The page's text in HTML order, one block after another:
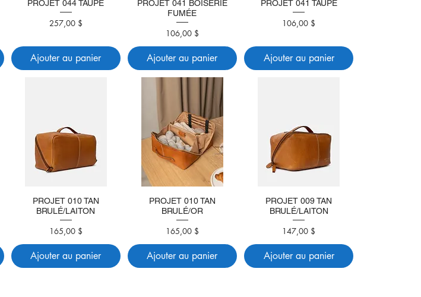
PROJET 044 TAUPE
Prix
257,00 $
Ajouter au panier
PROJET 041 BOISERIE
FUMÉE
Prix
106,00 $
Ajouter au panier
PROJET 041 TAUPE
Prix
106,00 $
Ajouter au panier
PROJET 010 TAN
BRULÉ/LAITON
Prix
165,00 $
Ajouter au panier
PROJET 010 TAN
BRULÉ/OR
Prix
165,00 $
Ajouter au panier
PROJET 009 TAN
BRULÉ/LAITON
Prix
147,00 $
Ajouter au panier